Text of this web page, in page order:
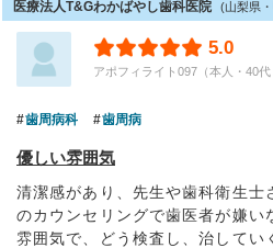
医療法人T&Gわかばやし歯科医院 (山梨県
5.0
アポフィライト097（本人・40代
歯周病科 歯周病
優しい雰囲気
清潔感があり、先生や歯科衛生士
のカウンセリングで歯医者が嫌い
雰囲気で、どう検査し、治してい